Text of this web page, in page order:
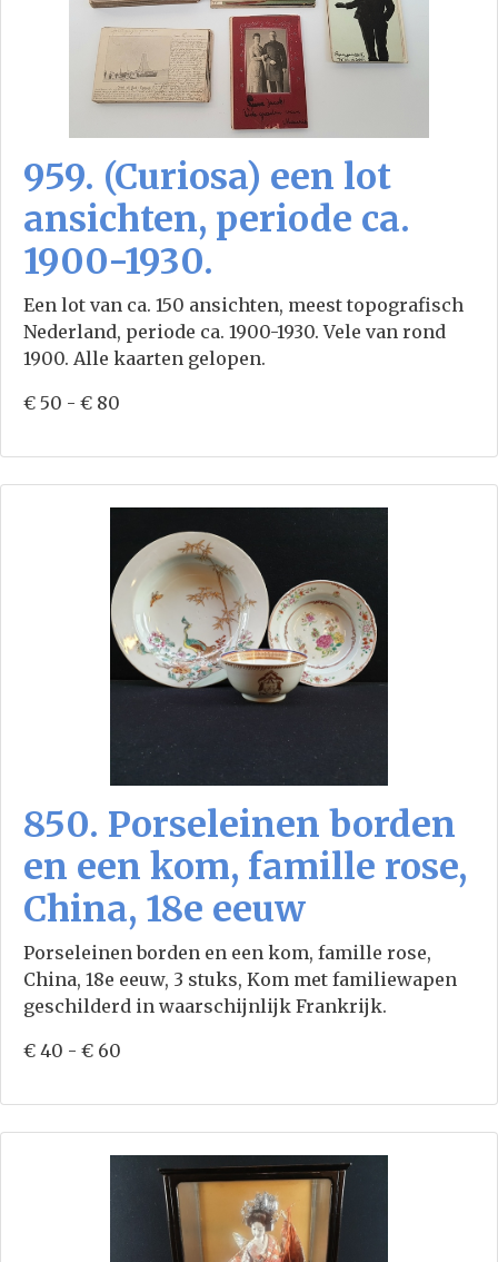
959. (Curiosa) een lot
ansichten, periode ca.
1900-1930.
Een lot van ca. 150 ansichten, meest topografisch
Nederland, periode ca. 1900-1930. Vele van rond
1900. Alle kaarten gelopen.
€ 50 - € 80
850. Porseleinen borden
en een kom, famille rose,
China, 18e eeuw
Porseleinen borden en een kom, famille rose,
China, 18e eeuw, 3 stuks, Kom met familiewapen
geschilderd in waarschijnlijk Frankrijk.
€ 40 - € 60